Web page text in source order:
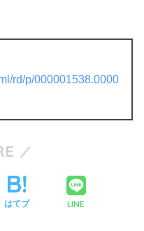
rd/p/000001538.0000
はてブ LINE